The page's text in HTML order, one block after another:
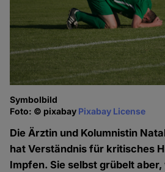
Symbolbild
Foto: © pixabay Pixabay License
Die Ärztin und Kolumnistin
hat Verständnis für kritisches
Impfen. Sie selbst grübelt